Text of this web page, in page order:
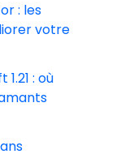
: les
votre
: où